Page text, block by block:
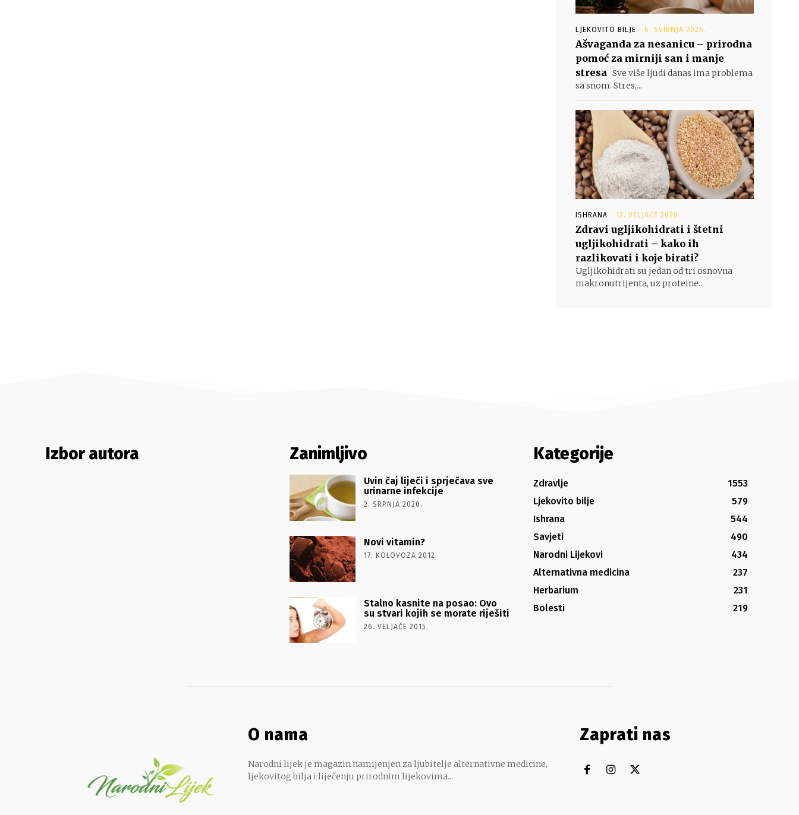
LJEKOVITO BILJE 6. SVIBNJA 2026.
Ašvaganda za nesanicu – prirodna
pomoć za mirniji san i manje
stresa Sve više ljudi danas ima problema
sa snom. Stres,...
ISHRANA 12. VELJAČE 2026.
Zdravi ugljikohidrati i štetni
ugljikohidrati – kako ih
razlikovati i koje birati?
Ugljikohidrati su jedan od tri osnovna
makronutrijenta, uz proteine...
Izbor autora Zanimljivo
Uvin čaj liječi i sprječava sve
urinarne infekcije
2. SRPNJA 2020.
Novi vitamin?
17. KOLOVOZA 2012.
Stalno kasnite na posao: Ovo
su stvari kojih se morate riješiti
26. VELJAČE 2015.
Kategorije
Zdravlje
1553
Ljekovito bilje
579
Ishrana
544
Savjeti
490
Narodni Lijekovi
434
Alternativna medicina
237
Herbarium
231
Bolesti
219
O nama
Narodni lijek je magazin namijenjen za ljubitelje alternativne medicine,
ljekovitog bilja i liječenju prirodnim lijekovima...
Zaprati nas